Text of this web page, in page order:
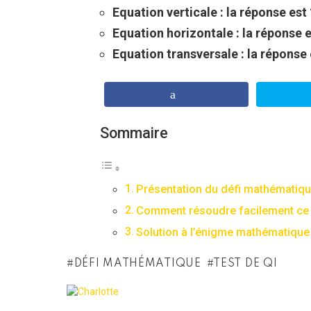
Equation verticale : la réponse est
Equation horizontale : la réponse
Equation transversale : la réponse
Sommaire
Présentation du défi
Comment résoudre facilement
Solution à l’énigme mathématique
DÉFI MATHÉMATIQUE TEST DE QI